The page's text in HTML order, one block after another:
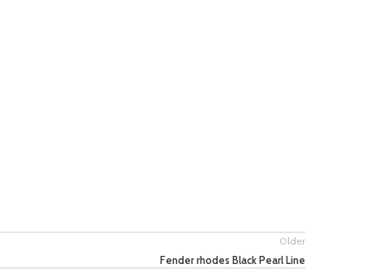
Older
Fender rhodes Black Pearl Line